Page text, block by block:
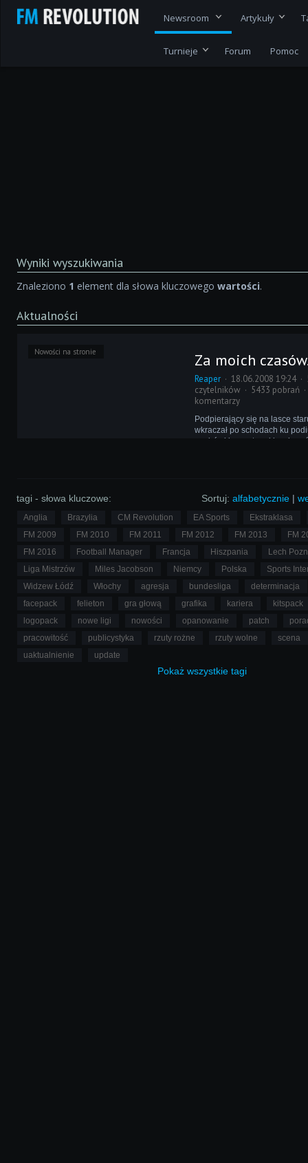
Newsroom Artykuły
Turnieje Forum Pomoc
Wyniki wyszukiwania
Znaleziono 1 element dla słowa kluczowegowartości.
Aktualności
Nowości na stronie Za moich
Reaper 18.06.2008 19:24
czytelników
5433 pobrań
komentarzy
Podpierający się na lasce
wkraczał po schodach ku
wędrówki przystanął by
Sortuj: alfabetycznie |
tagi - słowa kluczowe:
Anglia Brazylia CM Revolution EA Sports
Ekstraklasa
FM 2009
FM 2010 FM 2011 FM 2012 FM 2013
FM
FM 2016
Football Manager Francja Hiszpania
Lech
Liga Mistrzów
Miles Jacobson Niemcy Polska
Sports
Widzew Łódź
Włochy agresja bundesliga
determinacja
facepack
felieton gra głową grafika kariera
kitspack
logopack
nowe ligi nowości opanowanie patch
pracowitość
publicystyka rzuty rożne rzuty wolne
scena
uaktualnienie
update
Pokaż wszystkie tagi